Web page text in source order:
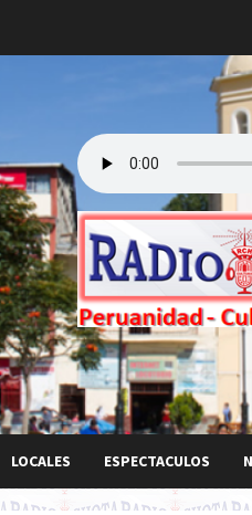
LOCALES ESPECTACULOS